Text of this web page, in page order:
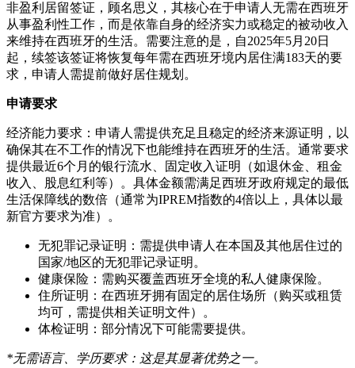
非盈利居留签证，顾名思义，其核心在于申请人无需在西班牙
从事盈利性工作，而是依靠自身的经济实力或稳定的被动收入
来维持在西班牙的生活。需要注意的是，自2025年5月20日
起，续签该签证将恢复每年需在西班牙境内居住满183天的要
求，申请人需提前做好居住规划。
申请要求
经济能力要求：申请人需提供充足且稳定的经济来源证明，以
确保其在不工作的情况下也能维持在西班牙的生活。通常要求
提供最近6个月的银行流水、固定收入证明（如退休金、租金
收入、股息红利等）。具体金额需满足西班牙政府规定的最低
生活保障线的数倍（通常为IPREM指数的4倍以上，具体以最
新官方要求为准）。
无犯罪记录证明：需提供申请人在本国及其他居住过的
国家/地区的无犯罪记录证明。
健康保险：需购买覆盖西班牙全境的私人健康保险。
住所证明：在西班牙拥有固定的居住场所（购买或租赁
均可，需提供相关证明文件）。
体检证明：部分情况下可能需要提供。
*无需语言、学历要求：这是其显著优势之一。